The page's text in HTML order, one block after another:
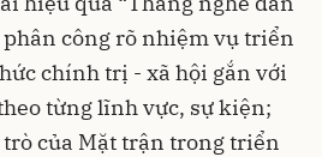
công rõ nhiệm vụ triển
chính trị - xã hội gắn với
từng lĩnh vực, sự kiện;
của Mặt trận trong triển